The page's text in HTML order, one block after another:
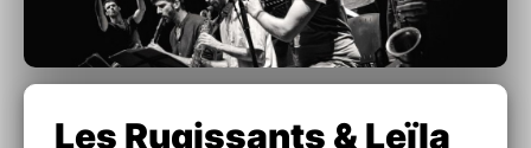
Les Rugissants & Leïla